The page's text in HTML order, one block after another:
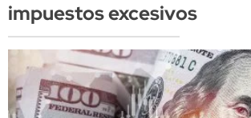
impuestos excesivos